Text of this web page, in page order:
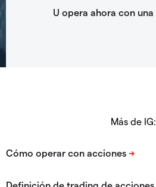
Más de IG: